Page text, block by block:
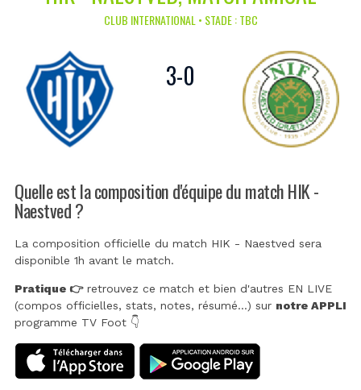
CLUB INTERNATIONAL • STADE : TBC
3-0
Quelle est la composition d'équipe du match HIK -
Naestved ?
La composition officielle du match HIK - Naestved sera
disponible 1h avant le match.
Pratique 👉retrouvez ce match et bien d'autres EN LIVE
(compos officielles, stats, notes, résumé...) sur notre APPLI
programme TV Foot 👇